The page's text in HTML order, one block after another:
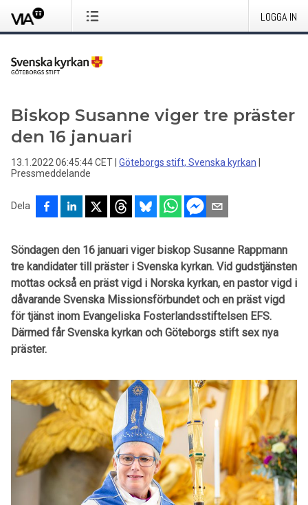
LOGGA IN
Biskop Susanne viger tre präster
den 16 januari
13.1.2022 06:45:44 CET Göteborgs stift, Svenska kyrkan
Pressmeddelande
Dela
Söndagen den 16 januari viger biskop Susanne Rappmann
tre kandidater till präster i Svenska kyrkan. Vid gudstjänsten
mottas också en präst vigd i Norska kyrkan, en pastor vigd i
dåvarande Svenska Missionsförbundet och en präst vigd
för tjänst inom Evangeliska Fosterlandsstiftelsen EFS.
Därmed får Svenska kyrkan och Göteborgs stift sex nya
präster.